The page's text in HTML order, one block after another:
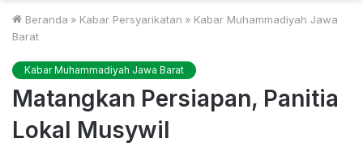
Beranda » Kabar Persyarikatan » Kabar Muhammadiyah Jawa
Barat
Kabar Muhammadiyah Jawa Barat
Matangkan Persiapan, Panitia
Lokal Musywil